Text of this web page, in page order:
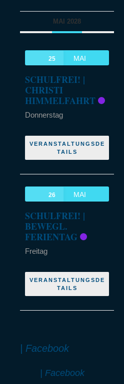
MAI 2028
25 MAI
SCHULFREI! |
CHRISTI
HIMMELFAHRT
Donnerstag
VERANSTALTUNGSDE
TAILS
26 MAI
SCHULFREI! |
BEWEGL.
FERIENTAG
Freitag
VERANSTALTUNGSDE
TAILS
| Facebook
| Facebook